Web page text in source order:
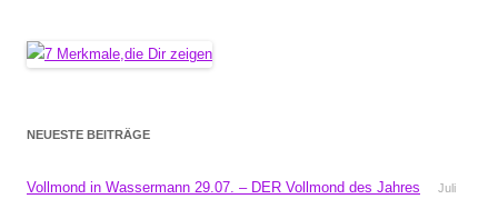
NEUESTE BEITRÄGE
Vollmond in Wassermann 29.07. – DER Vollmond des Jahres
Juli